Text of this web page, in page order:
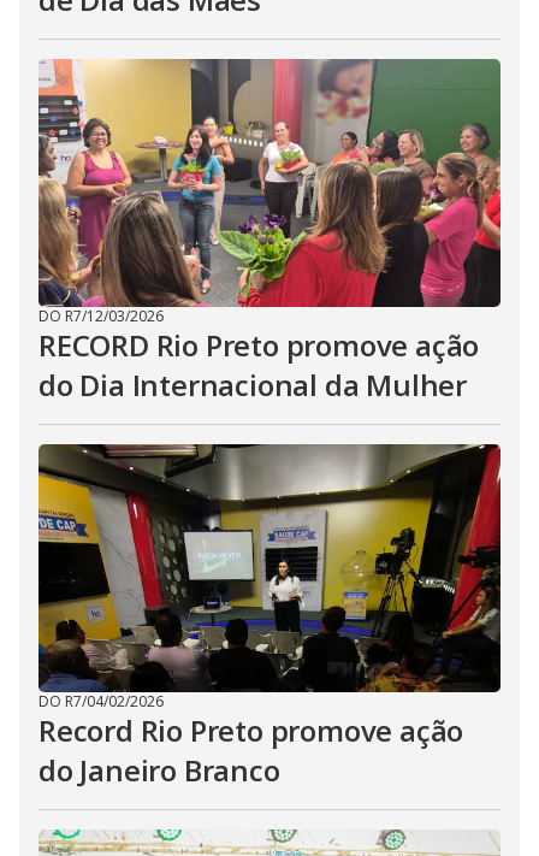
DO R7/12/03/2026
RECORD Rio Preto promove ação
do Dia Internacional da Mulher
DO R7/04/02/2026
Record Rio Preto promove ação
do Janeiro Branco